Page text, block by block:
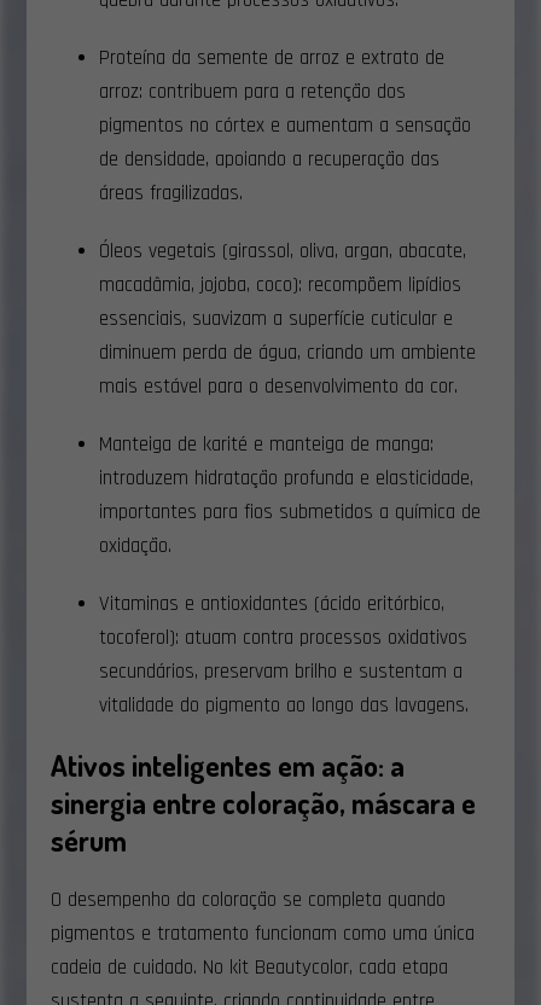
Proteína da semente de arroz e extrato de
arroz: contribuem para a retenção dos
pigmentos no córtex e aumentam a sensação
de densidade, apoiando a recuperação das
áreas fragilizadas.
Óleos vegetais (girassol, oliva, argan, abacate,
macadâmia, jojoba, coco): recompõem lipídios
essenciais, suavizam a superfície cuticular e
diminuem perda de água, criando um ambiente
mais estável para o desenvolvimento da cor.
Manteiga de karité e manteiga de manga:
introduzem hidratação profunda e elasticidade,
importantes para fios submetidos a química de
oxidação.
Vitaminas e antioxidantes (ácido eritórbico,
tocoferol): atuam contra processos oxidativos
secundários, preservam brilho e sustentam a
vitalidade do pigmento ao longo das lavagens.
Ativos inteligentes em ação: a
sinergia entre coloração, máscara e
sérum
O desempenho da coloração se completa quando
pigmentos e tratamento funcionam como uma única
cadeia de cuidado. No kit Beautycolor, cada etapa